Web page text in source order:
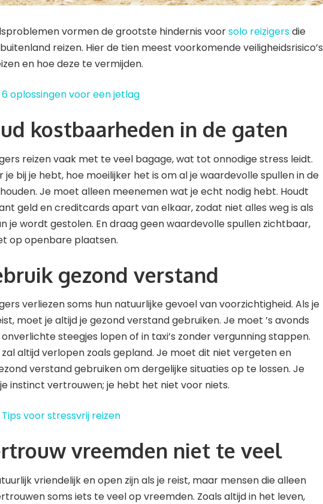
vormen de grootste hindernis voorsolo reizigersdie
reizen. Hier de tien meest voorkomende veiligheidsrisico’s
en hoe deze te vermijden.
6 oplossingen voor een jetlag
kostbaarheden in de gaten
reizen vaak met te veel bagage, wat tot onnodige stress leidt.
je bij je hebt, hoe moeilijker het is om al je waardevolle spullen in de
Je moet alleen meenemen wat je echt nodig hebt. Houdt
geld en creditcards apart van elkaar, zodat niet alles weg is als
je wordt gestolen. En draag geen waardevolle spullen zichtbaar,
op openbare plaatsen.
gezond verstand
verliezen soms hun natuurlijke gevoel van voorzichtigheid. Als je
moet je altijd je gezond verstand gebruiken. Je moet ’s avonds
steegjes lopen of in taxi’s zonder vergunning stappen.
zal altijd verlopen zoals gepland. Je moet dit niet vergeten en
verstand gebruiken om dergelijke situaties op te lossen. Je
instinct vertrouwen; je hebt het niet voor niets.
Tips voor stressvrij reizen
vreemden niet te veel
vriendelijk en open zijn als je reist, maar mensen die alleen
soms iets te veel op vreemden. Zoals altijd in het leven,